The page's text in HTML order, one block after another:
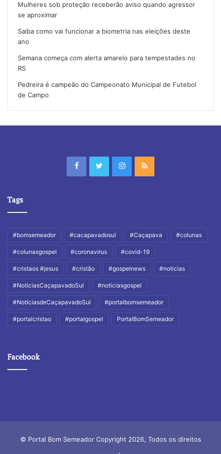
Mulheres sob proteção receberão aviso quando agressor
se aproximar
Saiba como vai funcionar a biometria nas eleições deste
ano
Semana começa com alerta amarelo para tempestades no
RS
Pedreira é campeão do Campeonato Municipal de Futebol
de Campo
Tags
#bomsemeador #cacapavadosul #Caçapava #colunas
#colunasgospel #coronavirus #covid-19
#cristaos #jesus #cristão #gospelnews #noticias
#NoticiasCaçapavadoSul #noticiasgospel
#NotíciasdeCaçapavadoSul #portalbomsemeador
#portalcristao #portalgospel PortalBomSemeador
Facebook
© Portal Bom Semeador Copyright 2026, Todos os direitos